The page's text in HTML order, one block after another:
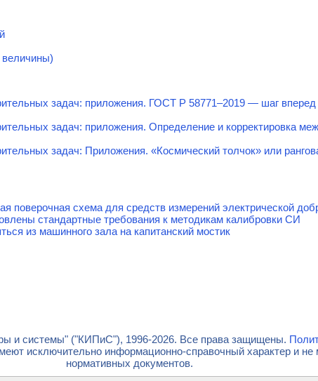
задач: приложения. ГОСТ Р 58771–2019 — шаг
задач: приложения. Определение и корректировка
задач: Приложения. «Космический толчок» или
поверочная схема для средств измерений электрической
стандартные требования к методикам калибровки СИ
из машинного зала на капитанский мостик
и системы" ("КИПиС"), 1996-2026. Все права защищены.
исключительно информационно-справочный характер и не
нормативных документов.